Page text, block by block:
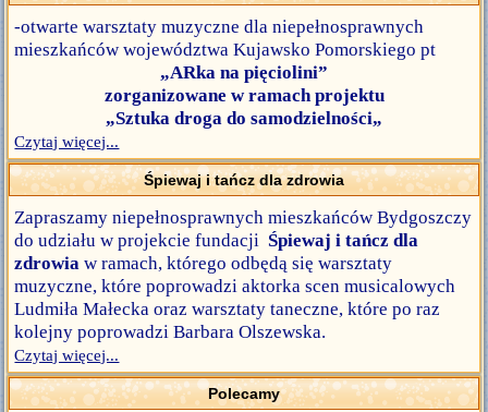
-otwarte warsztaty muzyczne dla niepełnosprawnych
mieszkańców województwa Kujawsko Pomorskiego pt
„ARka na pięciolini”
zorganizowane w ramach projektu
„Sztuka droga do samodzielności„
Czytaj więcej...
Śpiewaj i tańcz dla zdrowia
Zapraszamy niepełnosprawnych mieszkańców Bydgoszczy
do udziału w projekcie fundacjiŚpiewaj i tańcz dla
zdrowia w ramach, którego odbędą się warsztaty
muzyczne, które poprowadzi aktorka scen musicalowych
Ludmiła Małecka oraz warsztaty taneczne, które po raz
kolejny poprowadzi Barbara Olszewska.
Czytaj więcej...
Polecamy